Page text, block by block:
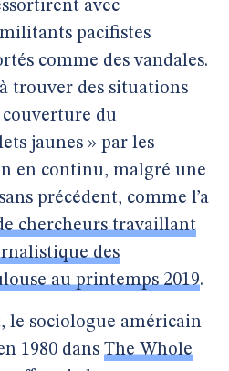
avec
pacifistes
comme des vandales.
trouver des situations
couverture du
jaunes » par les
en continu, malgré une
précédent, comme l’a
chercheurs travaillant
des
au printemps 2019.
le sociologue américain
1980 dans The Whole